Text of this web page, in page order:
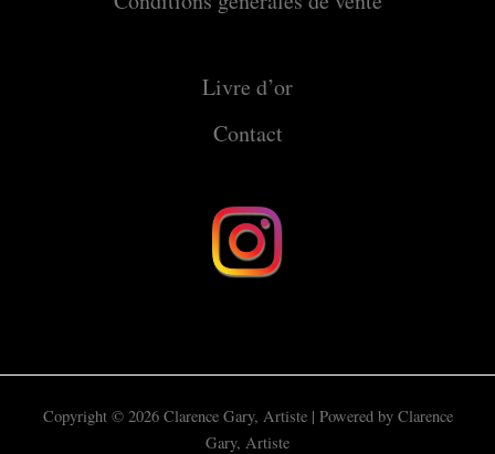
Livre d’or
Contact
Copyright © 2026 Clarence Gary, Artiste | Powered by Clarence
Gary, Artiste